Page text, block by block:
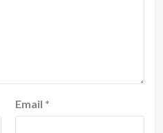
Email *